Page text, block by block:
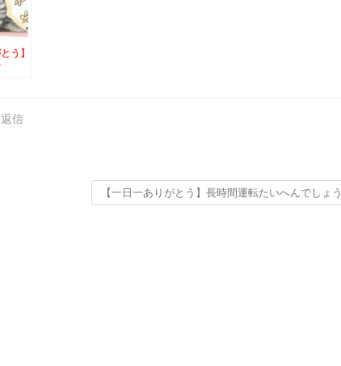
う】
返信
【一日一ありがとう】長時間運転たいへんでしょう